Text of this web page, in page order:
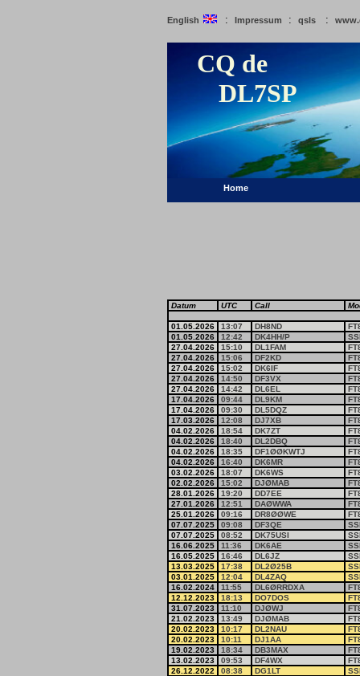
English : Impressum : qsls :
CQ de
DL7SP
Home
Datum UTC Call
01.05.2026 13:07 DH8ND
01.05.2026
12:42 DK4HH/P
27.04.2026
15:10 DL1FAM
27.04.2026
15:06 DF2KD
27.04.2026
15:02 DK6IF
27.04.2026
14:50 DF3VX
27.04.2026
14:42 DL6EL
17.04.2026
09:44 DL9KM
17.04.2026
09:30 DL5DQZ
17.03.2026
12:08 DJ7XB
04.02.2026
18:54 DK7ZT
04.02.2026
18:40 DL2DBQ
04.02.2026
18:35 DF1ØØKWTJ
04.02.2026
16:40 DK6MR
03.02.2026
18:07 DK6WS
02.02.2026
15:02 DJØMAB
28.01.2026
19:20 DD7EE
27.01.2026
12:51 DAØWWA
25.01.2026
09:16 DR8ØØWE
07.07.2025
09:08 DF3QE
07.07.2025
08:52 DK75USI
16.06.2025
11:36 DK6AE
16.05.2025
16:46 DL6JZ
13.03.2025
17:38 DL2Ø25B
03.01.2025
12:04 DL4ZAQ
16.02.2024
11:55 DL6ØRRDXA
12.12.2023
18:13 DO7DOS
31.07.2023
11:10 DJØWJ
21.02.2023
13:49 DJØMAB
20.02.2023
10:17 DL2NAU
20.02.2023
10:11 DJ1AA
19.02.2023
18:34 DB3MAX
13.02.2023
09:53 DF4WX
26.12.2022
08:38 DG1LT